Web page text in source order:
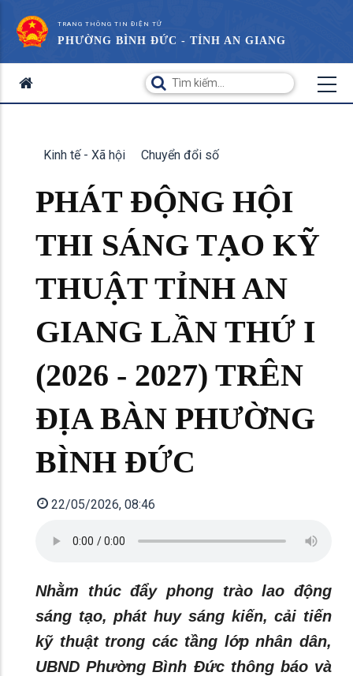
TRANG THÔNG TIN ĐIỆN TỬ
PHƯỜNG BÌNH ĐỨC - TỈNH AN GIANG
Kinh tế - Xã hội Chuyển đổi số
PHÁT ĐỘNG HỘI
THI SÁNG TẠO KỸ
THUẬT TỈNH AN
GIANG LẦN THỨ I
(2026 - 2027) TRÊN
ĐỊA BÀN PHƯỜNG
BÌNH ĐỨC
22/05/2026, 08:46
Nhằm thúc đẩy phong trào lao động
sáng tạo, phát huy sáng kiến, cải tiến
kỹ thuật trong các tầng lớp nhân dân,
UBND Phường Bình Đức thông báo và